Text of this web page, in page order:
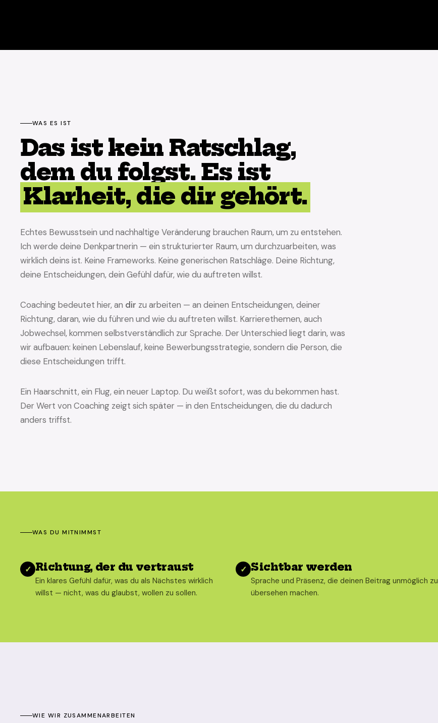
WAS ES IST
Das ist kein Ratschlag,
dem du folgst. Es ist
Klarheit, die dir gehört.
Echtes Bewusstsein und nachhaltige Veränderung brauchen Raum, um zu entstehen.
Ich werde deine Denkpartnerin — ein strukturierter Raum, um durchzuarbeiten, was
wirklich deins ist. Keine Frameworks. Keine generischen Ratschläge. Deine Richtung,
deine Entscheidungen, dein Gefühl dafür, wie du auftreten willst.
Coaching bedeutet hier, an dir zu arbeiten — an deinen Entscheidungen, deiner
Richtung, daran, wie du führen und wie du auftreten willst. Karrierethemen, auch
Jobwechsel, kommen selbstverständlich zur Sprache. Der Unterschied liegt darin, was
wir aufbauen: keinen Lebenslauf, keine Bewerbungsstrategie, sondern die Person, die
diese Entscheidungen trifft.
Ein Haarschnitt, ein Flug, ein neuer Laptop. Du weißt sofort, was du bekommen hast.
Der Wert von Coaching zeigt sich später — in den Entscheidungen, die du dadurch
anders triffst.
WAS DU MITNIMMST
✓ Richtung, der du vertraust
Ein klares Gefühl dafür, was du als Nächstes wirklich
willst — nicht, was du glaubst, wollen zu sollen.
✓ Sichtbar werden
Sprache und Präsenz, die deinen Beitrag unmöglich zu
übersehen machen.
WIE WIR ZUSAMMENARBEITEN